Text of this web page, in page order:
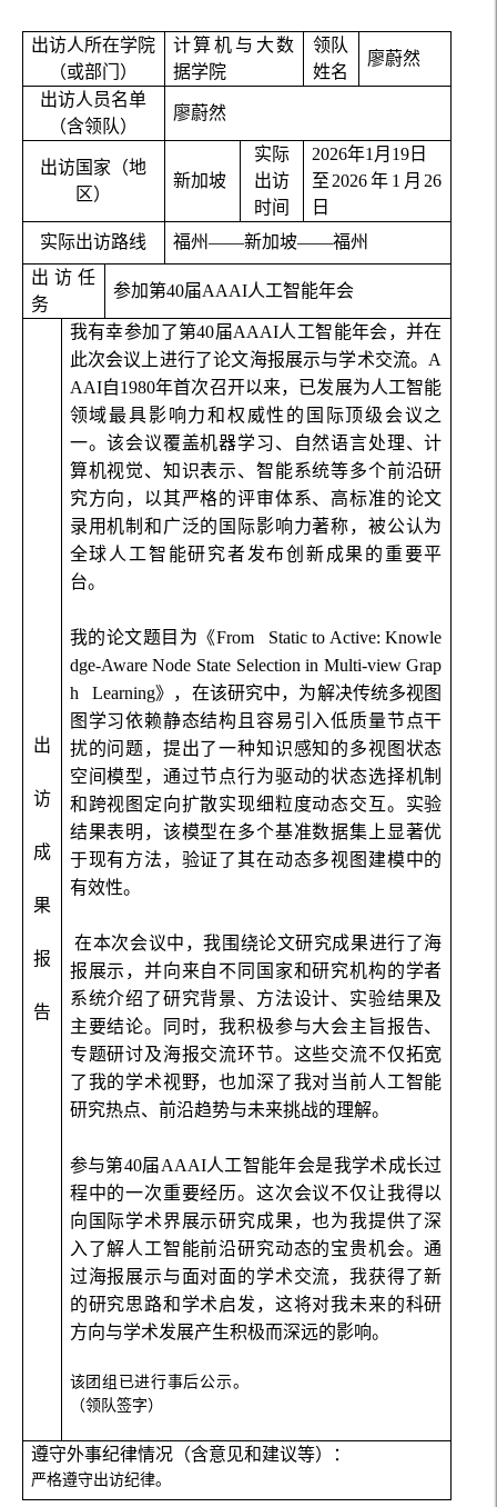
出访人所在学院
（或部门）
计算机与大数
据学院
领队
姓名
廖蔚然
出访人员名单
（含领队）
廖蔚然
出访国家（地
区）
新加坡
实际
出访
时间
2026年1 月 19日
至 2026年 1 月 26
日
实际出访路线
福州——新加坡——福州
出访任
务
参加第40届AAAI人工智能年会
出
访
成
果
报
告
我有幸参加了第40届AAAI人工智能年会，并在
此次会议上进行了论文海报展示与学术交流。 A
AAI自1980年首次召开以来，已发展为人工智能
领域最具影响力和权威性的国际顶级会议之
一。该会议覆盖机器学习、自然语言处理、计
算机视觉、知识表示、智能系统等多个前沿研
究方向，以其严格的评审体系、高标准的论文
录用机制和广泛的国际影响力著称，被公认为
全球人工智能研究者发布创新成果的重要平
台。
我的论文题目为《From Static to Active: Knowle
dge-Aware Node State Selection in Multi-view Grap
h Learning》，在该研究中，为解决传统多视图
图学习依赖静态结构且容易引入低质量节点干
扰的问题，提出了一种知识感知的多视图状态
空间模型，通过节点行为驱动的状态选择机制
和跨视图定向扩散实现细粒度动态交互。实验
结果表明，该模型在多个基准数据集上显著优
于现有方法，验证了其在动态多视图建模中的
有效性。
在本次会议中，我围绕论文研究成果进行了海
报展示，并向来自不同国家和研究机构的学者
系统介绍了研究背景、方法设计、实验结果及
主要结论。同时，我积极参与大会主旨报告、
专题研讨及海报交流环节。这些交流不仅拓宽
了我的学术视野，也加深了我对当前人工智能
研究热点、前沿趋势与未来挑战的理解。
参与第40届AAAI人工智能年会是我学术成长过
程中的一次重要经历。这次会议不仅让我得以
向国际学术界展示研究成果，也为我提供了深
入了解人工智能前沿研究动态的宝贵机会。通
过海报展示与面对面的学术交流，我获得了新
的研究思路和学术启发，这将对我未来的科研
方向与学术发展产生积极而深远的影响。
该团组已进行事后公示。
（领队签字）
遵守外事纪律情况（含意见和建议等）：
严格遵守出访纪律。